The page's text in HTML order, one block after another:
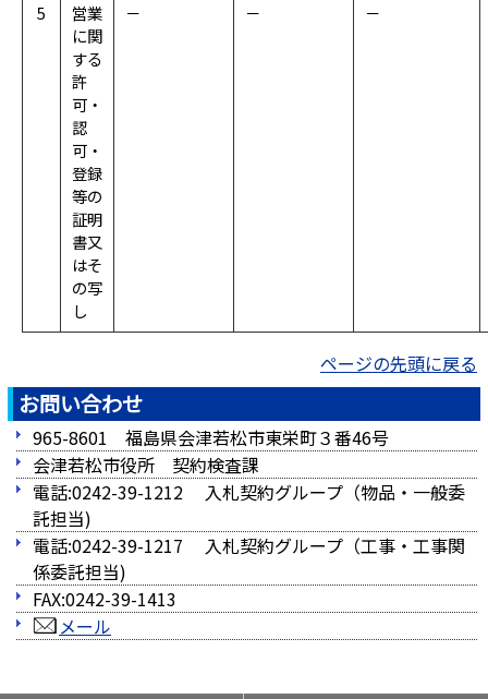
5
営業
に関
する
許
可・
認
可・
登録
等の
証明
書又
はそ
の写
し
－ － －
ページの先頭に戻る
お問い合わせ
965-8601 福島県会津若松市東栄町３番46号
会津若松市役所 契約検査課
電話:0242-39-1212 入札契約グループ（物品・一般委
託担当)
電話:0242-39-1217 入札契約グループ（工事・工事関
係委託担当)
FAX:0242-39-1413
メール